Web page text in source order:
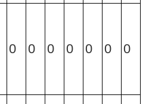
0 0 0 0 0 0 0